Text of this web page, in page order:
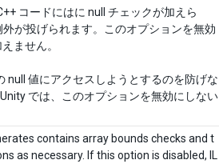
コードにはに null チェックが加えら
が投げられます。このオプションを無効
ません。
null 値にアクセスしようとするのを防げな
では、このオプションを無効にしない
contains array bounds checks and t
as necessary. If this option is disabled, IL